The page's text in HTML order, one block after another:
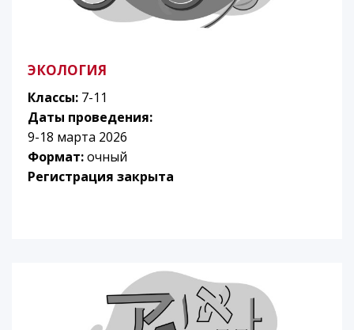
ЭКОЛОГИЯ
Классы: 7-11
Даты проведения:
9-18 марта 2026
Формат:очный
Регистрация закрыта